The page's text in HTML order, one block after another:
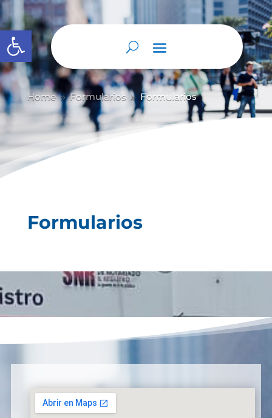
Abrir barra de herramientas
Home 9 Formularios 9 Formularios
Formularios